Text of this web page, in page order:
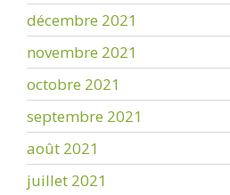
décembre 2021
novembre 2021
octobre 2021
septembre 2021
août 2021
juillet 2021